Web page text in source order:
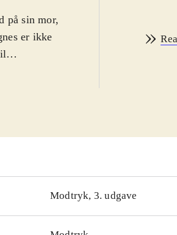
på sin mor,
er ikke
sublim
hun
Modtryk, 3. udgave